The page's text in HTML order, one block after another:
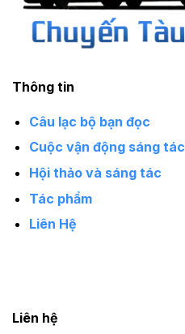
Thông tin
Câu lạc bộ bạn đọc
Cuộc vận động sáng tác
Hội thảo và sáng tác
Tác phẩm
Liên Hệ
Liên hệ